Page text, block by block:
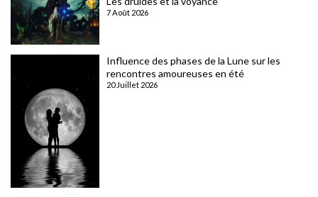
7 Août 2026
Influence des phases de la Lune sur les
rencontres amoureuses en été
20 Juillet 2026